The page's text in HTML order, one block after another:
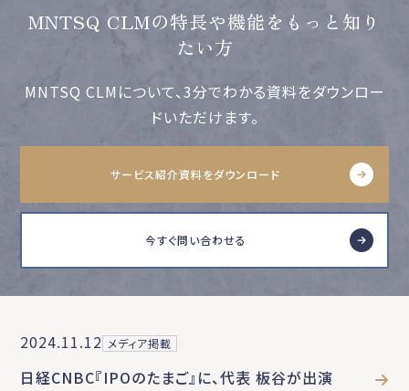
MNTSQ CLMの特長や機能をもっと知り
たい方
MNTSQ CLMについて、3分でわかる資料をダウンロー
ドいただけます。
サービス紹介資料をダウンロード
今すぐ問い合わせる
2024.11.12 メディア掲載
日経CNBC『IPOのたまご』に、代表 板谷が出演